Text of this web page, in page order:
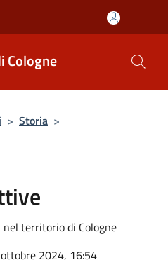
Cologne
> Storia >
territorio di Cologne
2024, 16:54